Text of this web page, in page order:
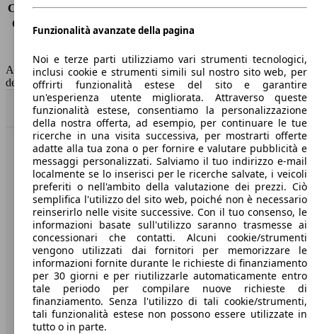
Consumo (extra-urbano) 4.3 l/100km
Consumo (combinato)*
5.0 l/100km
Capacità del serbatoio
62 l
AutoScout24 non si assume alcuna responsabilità per la correttezza
dei dati.
Torna su
Benvenuti su AutoScout24, il mercato auto europeo.
Società
A proposito di AutoScout24
Stampa
Media
Condizioni generali
Informazioni
Funzionalità avanzate della pagina
Noi e terze parti utilizziamo vari strumenti tecnologici,
inclusi cookie e strumenti simili sul nostro sito web, per
offrirti funzionalità estese del sito e garantire
un'esperienza utente migliorata. Attraverso queste
funzionalità estese, consentiamo la personalizzazione
della nostra offerta, ad esempio, per continuare le tue
ricerche in una visita successiva, per mostrarti offerte
adatte alla tua zona o per fornire e valutare pubblicità e
messaggi personalizzati. Salviamo il tuo indirizzo e-mail
localmente se lo inserisci per le ricerche salvate, i veicoli
preferiti o nell'ambito della valutazione dei prezzi. Ciò
semplifica l'utilizzo del sito web, poiché non è necessario
reinserirlo nelle visite successive. Con il tuo consenso, le
informazioni basate sull'utilizzo saranno trasmesse ai
concessionari che contatti. Alcuni cookie/strumenti
vengono utilizzati dai fornitori per memorizzare le
informazioni fornite durante le richieste di finanziamento
per 30 giorni e per riutilizzarle automaticamente entro
tale periodo per compilare nuove richieste di
finanziamento. Senza l'utilizzo di tali cookie/strumenti,
tali funzionalità estese non possono essere utilizzate in
tutto o in parte.